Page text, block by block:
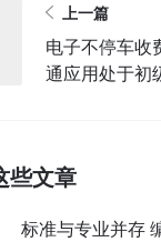
上一篇
电子不停车收
通应用处于初
些文章
标准与专业并存